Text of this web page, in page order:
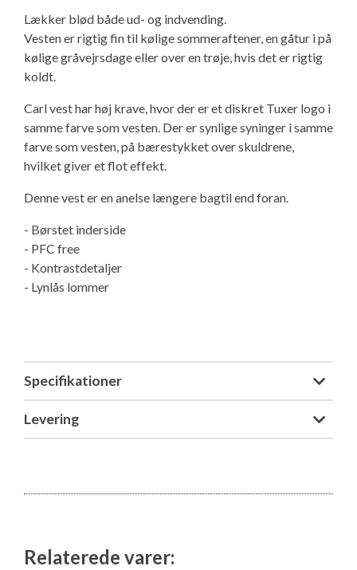
Isabella Opstillingsvejledninger
GPDR - Optagelse af foto og video
Lækker blød både ud- og indvending.
Vesten er rigtig fin til kølige sommeraftener, en gåtur i på
kølige gråvejrsdage eller over en trøje, hvis det er rigtig
koldt.
Carl vest har høj krave, hvor der er et diskret Tuxer logo i
samme farve som vesten. Der er synlige syninger i samme
farve som vesten, på bærestykket over skuldrene,
hvilket giver et flot effekt.
Denne vest er en anelse længere bagtil end foran.
- Børstet inderside
- PFC free
- Kontrastdetaljer
- Lynlås lommer
Specifikationer
Levering
Relaterede varer: